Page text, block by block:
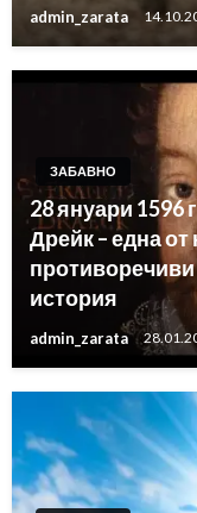
admin_zarata
ЗАБАВНО
28 януари 1596
Дрейк – една
история
admin_zarata